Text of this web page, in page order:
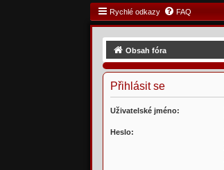
Rychlé odkazy FAQ
Obsah fóra
Přihlásit se
Uživatelské jméno:
Heslo: